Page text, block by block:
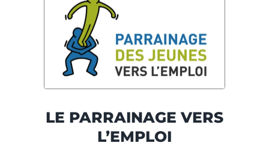
LE PARRAINAGE VERS
L’EMPLOI